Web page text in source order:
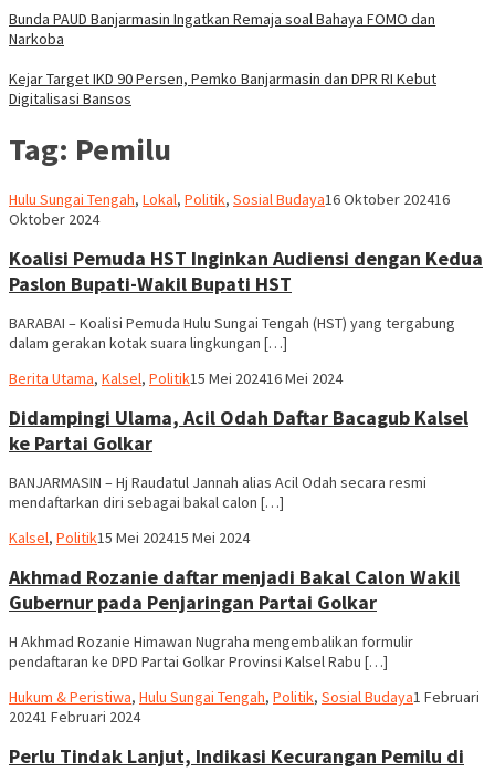
Bunda PAUD Banjarmasin Ingatkan Remaja soal Bahaya FOMO dan
Narkoba
Kejar Target IKD 90 Persen, Pemko Banjarmasin dan DPR RI Kebut
Digitalisasi Bansos
Tag: Pemilu
Hulu Sungai Tengah, Lokal, Politik, Sosial BudayaHariadi
16 Oktober 202416
Oktober 2024
Koalisi Pemuda HST Inginkan Audiensi dengan Kedua
Paslon Bupati-Wakil Bupati HST
BARABAI – Koalisi Pemuda Hulu Sungai Tengah (HST) yang tergabung
dalam gerakan kotak suara lingkungan […]
Berita Utama, Kalsel, PolitikAdi
15 Mei 202416 Mei 2024
Didampingi Ulama, Acil Odah Daftar Bacagub Kalsel
ke Partai Golkar
BANJARMASIN – Hj Raudatul Jannah alias Acil Odah secara resmi
mendaftarkan diri sebagai bakal calon […]
Kalsel, PolitikAdi
15 Mei 202415 Mei 2024
Akhmad Rozanie daftar menjadi Bakal Calon Wakil
Gubernur pada Penjaringan Partai Golkar
H Akhmad Rozanie Himawan Nugraha mengembalikan formulir
pendaftaran ke DPD Partai Golkar Provinsi Kalsel Rabu […]
Hukum & Peristiwa, Hulu Sungai Tengah, Politik, Sosial BudayaHariadi
1 Februari
20241 Februari 2024
Perlu Tindak Lanjut, Indikasi Kecurangan Pemilu di